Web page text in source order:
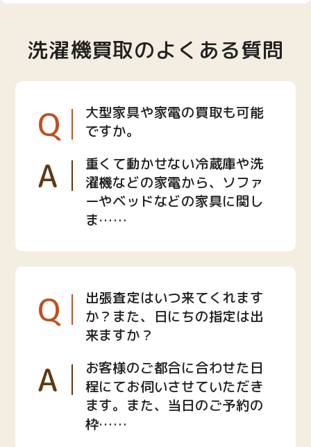
洗濯機買取のよくある質問
Q
大型家具や家電の買取も可能
ですか。
A
重くて動かせない冷蔵庫や洗
濯機などの家電から、ソファ
ーやベッドなどの家具に関し
ま……
Q
出張査定はいつ来てくれます
か？また、日にちの指定は出
来ますか？
A
お客様のご都合に合わせた日
程にてお伺いさせていただき
ます。また、当日のご予約の
枠……